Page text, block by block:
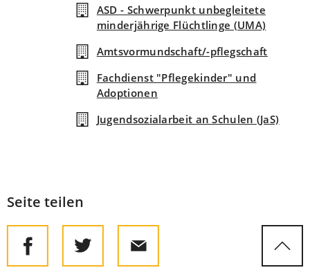
ASD - Schwerpunkt unbegleitete
minderjährige Flüchtlinge (UMA)
Amtsvormundschaft/-pflegschaft
Fachdienst "Pflegekinder" und
Adoptionen
Jugendsozialarbeit an Schulen (JaS)
Seite teilen